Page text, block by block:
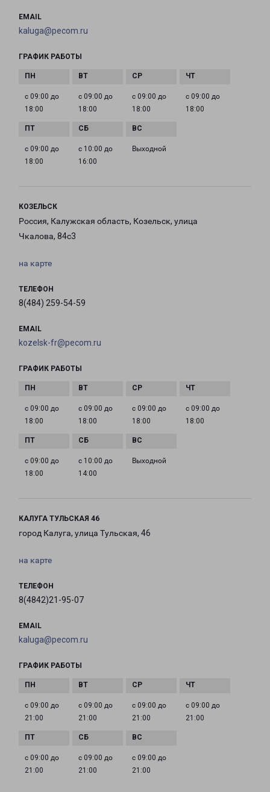
EMAIL
kaluga@pecom.ru
ГРАФИК РАБОТЫ
с 09:00 до
18:00
с 09:00 до
18:00
с 09:00 до
18:00
с 09:00 до
18:00
с 09:00 до
18:00
с 10:00 до
16:00
Выходной
КОЗЕЛЬСК
Россия, Калужская область, Козельск, улица
Чкалова, 84с3
на карте
ТЕЛЕФОН
8(484) 259-54-59
EMAIL
kozelsk-fr@pecom.ru
ГРАФИК РАБОТЫ
с 09:00 до
18:00
с 09:00 до
18:00
с 09:00 до
18:00
с 09:00 до
18:00
с 09:00 до
18:00
с 10:00 до
14:00
Выходной
КАЛУГА ТУЛЬСКАЯ 46
город Калуга, улица Тульская, 46
на карте
ТЕЛЕФОН
8(4842)21-95-07
EMAIL
kaluga@pecom.ru
ГРАФИК РАБОТЫ
с 09:00 до
21:00
с 09:00 до
21:00
с 09:00 до
21:00
с 09:00 до
21:00
с 09:00 до
21:00
с 09:00 до
21:00
с 09:00 до
21:00